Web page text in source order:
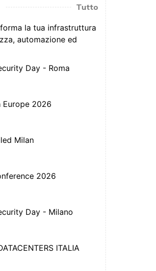
Tutto
la tua infrastruttura
automazione ed
Day - Roma
Europe 2026
Milan
2026
Day - Milano
ITALIA